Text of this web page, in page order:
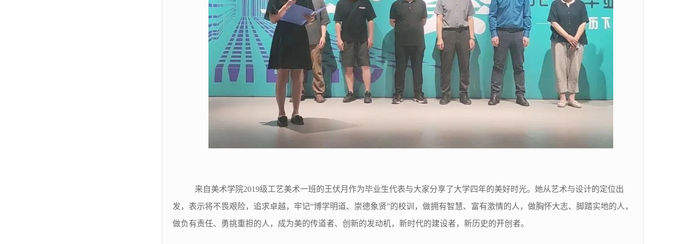
来自美术学院2019级工艺美术一班的王伏月作为毕业生代表与大家分享了大学四年的美好时光。她从艺术与设计的定位出
发，表示将不畏艰险，追求卓越，牢记“博学明道、崇德象贤”的校训，做拥有智慧、富有激情的人，做胸怀大志、脚踏实地的人，
做负有责任、勇挑重担的人，成为美的传道者、创新的发动机，新时代的建设者，新历史的开创者。